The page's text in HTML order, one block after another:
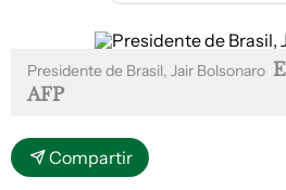
Presidente de Brasil, Jair Bolsonaro
AFP
Compartir